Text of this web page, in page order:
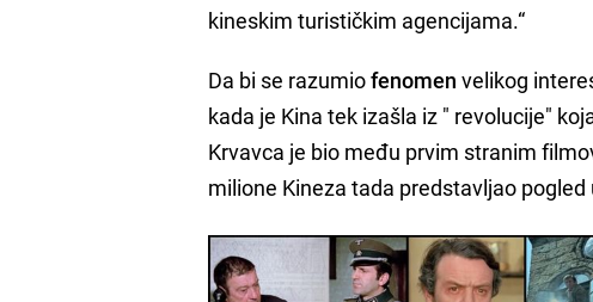
kineskim turističkim agencijama.“
Da bi se razumiofenomen velikog
kada je Kina tek izašla iz " revolucije"
Krvavca je bio među prvim stranim
milione Kineza tada predstavljao